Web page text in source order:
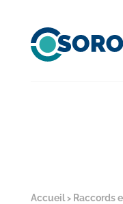
Accueil> Raccords